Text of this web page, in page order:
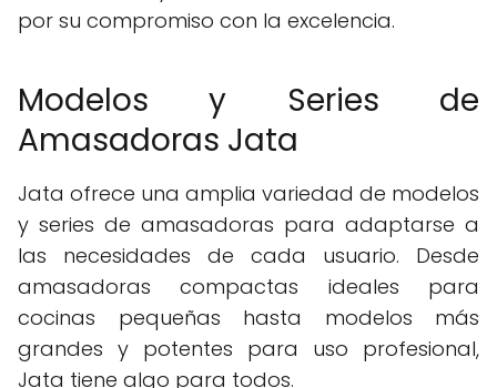
por su compromiso con la excelencia.
Modelos y Series de
Amasadoras Jata
Jata ofrece una amplia variedad de modelos
y series de amasadoras para adaptarse a
las necesidades de cada usuario. Desde
amasadoras compactas ideales para
cocinas pequeñas hasta modelos más
grandes y potentes para uso profesional,
Jata tiene algo para todos.